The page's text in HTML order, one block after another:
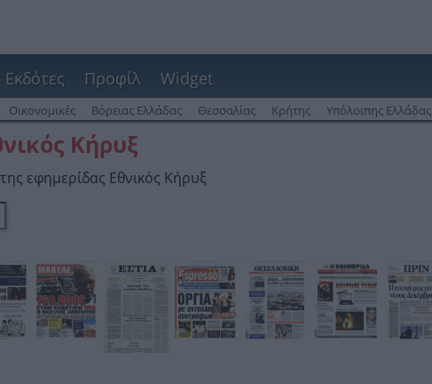
Εκδότες Προφίλ Widget
Οικονομικές Βόρειας Ελλάδας Θεσσαλίας Κρήτης Υπόλοιπης Ελλάδας
Κήρυξ
εφημερίδας Εθνικός Κήρυξ